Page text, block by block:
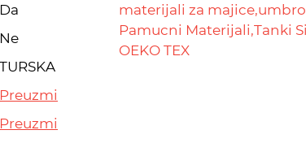
Da
Ne
TURSKA
Preuzmi
Preuzmi
materijali za majice,
Pamucni Materijali,Tanki
OEKO TEX